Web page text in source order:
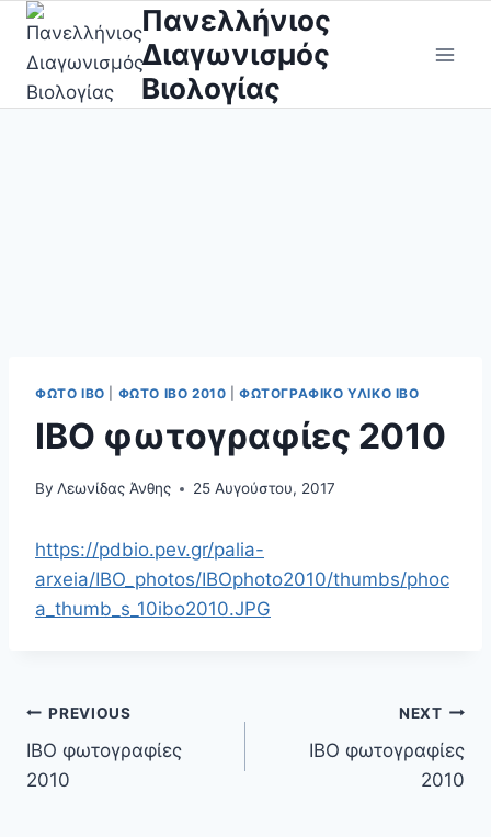
Skip
content
Πανελλήνιος
Διαγωνισμός
Βιολογίας
ΦΩΤΟ IBO ΦΩΤΟ ΙΒΟ 2010 |ΦΩΤΟΓΡΑΦΙΚΌ ΥΛΙΚΌ ΙΒΟ
IBO φωτογραφίες 2010
By Λεωνίδας Άνθης 25 Αυγούστου, 2017
https://pdbio.pev.gr/palia-
arxeia/IBO_photos/IBOphoto2010/thumbs/phoc
a_thumb_s_10ibo2010.JPG
Πλοήγηση
άρθρων
PREVIOUS
IBO φωτογραφίες
2010
NEXT
IBO φωτογραφίες
2010